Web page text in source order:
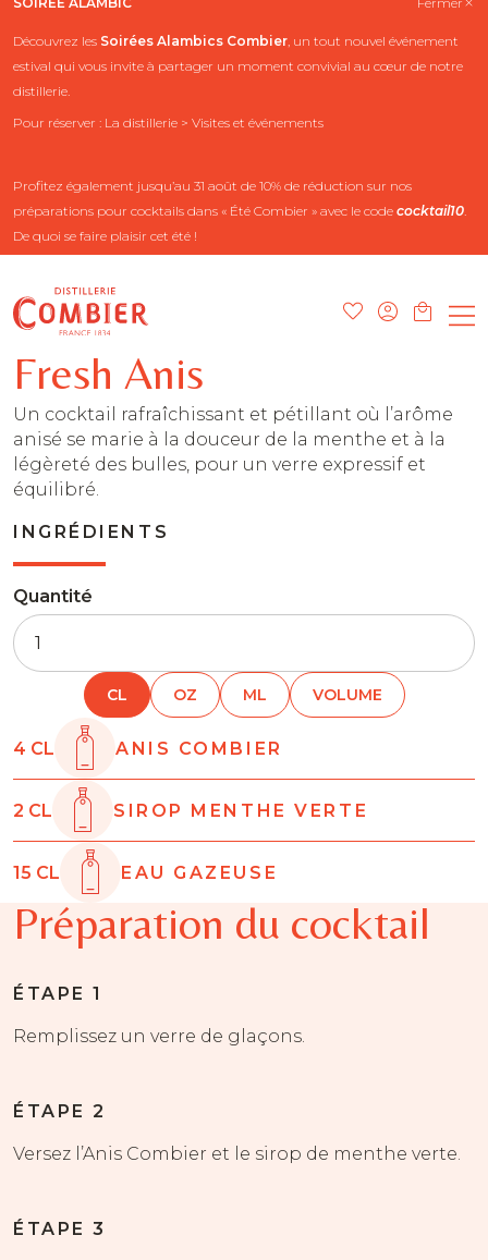
Découvrez les Soirées Alambics Combier, un tout nouvel événement
estival qui vous invite à partager un moment convivial au cœur de notre
distillerie.
Pour réserver : La distillerie > Visites et événements
Profitez également jusqu’au 31 août de 10% de réduction sur nos
préparations pour cocktails dans « Été Combier » avec le code cocktail10.
De quoi se faire plaisir cet été !
Fresh Anis
Un cocktail rafraîchissant et pétillant où l’arôme
anisé se marie à la douceur de la menthe et à la
légèreté des bulles, pour un verre expressif et
équilibré.
INGRÉDIENTS
Quantité
CL OZ ML VOLUME
4 CL ANIS COMBIER
2 CL SIROP MENTHE VERTE
15 CL EAU GAZEUSE
Préparation du cocktail
ÉTAPE 1
Remplissez un verre de glaçons.
ÉTAPE 2
Versez l’Anis Combier et le sirop de menthe verte.
ÉTAPE 3